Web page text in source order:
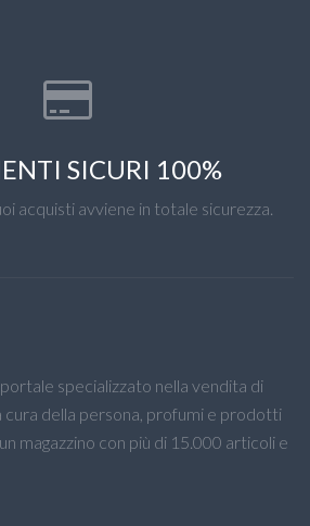
SICURI 100%
acquisti avviene in totale sicurezza.
specializzato nella vendita di
cura della persona, profumi e prodotti
magazzino con più di 15.000 articoli e